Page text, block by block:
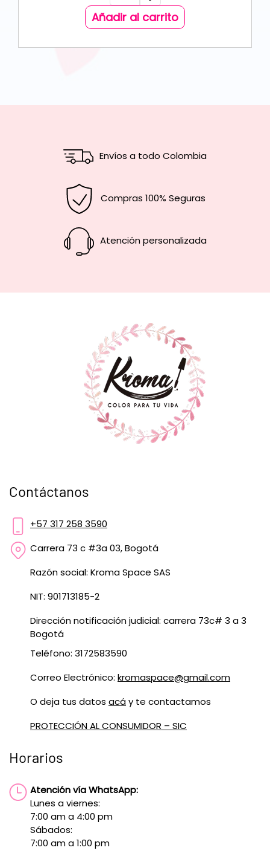
Añadir al carrito
Envíos a todo Colombia
Compras 100% Seguras
Atención personalizada
Contáctanos
+57 317 258 3590
Carrera 73 c #3a 03, Bogotá
Razón social: Kroma Space SAS
NIT: 901713185-2
Dirección notificación judicial: carrera 73c# 3 a 3
Bogotá
Teléfono: 3172583590
Correo Electrónico: kromaspace@gmail.com
O deja tus datos acáy te contactamos
PROTECCIÓN AL CONSUMIDOR – SIC
Horarios
Atención vía WhatsApp:
Lunes a viernes:
7:00 am a 4:00 pm
Sábados:
7:00 am a 1:00 pm